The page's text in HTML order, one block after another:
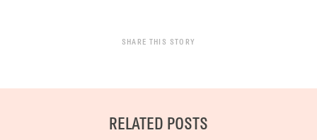
SHARE THIS STORY
RELATED POSTS